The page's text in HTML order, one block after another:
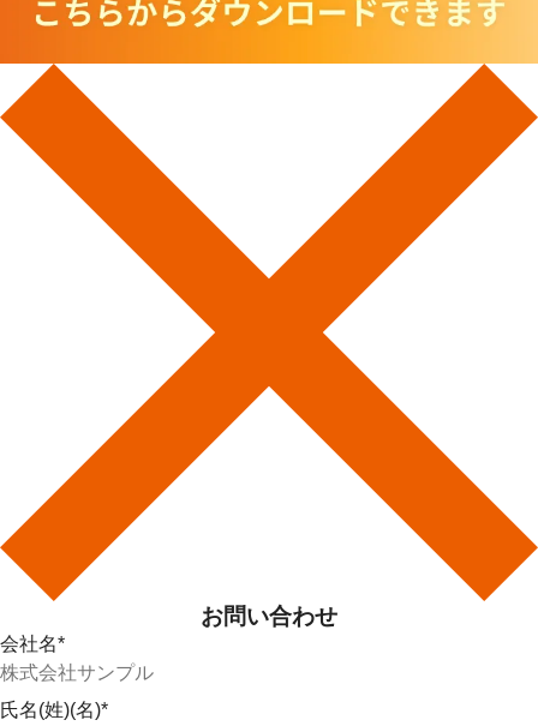
お問い合わせ
会社名*
氏名(姓)(名)*